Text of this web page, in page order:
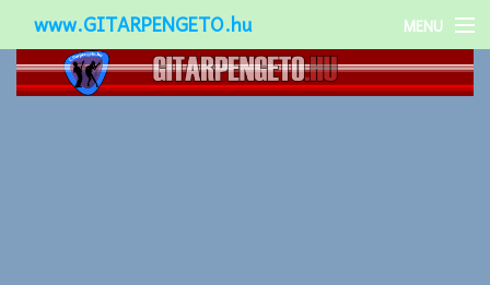
www.GITARPENGETO.hu MENU
Népszerű-